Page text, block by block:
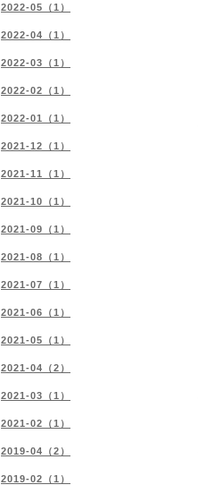
2022-05（1）
2022-04（1）
2022-03（1）
2022-02（1）
2022-01（1）
2021-12（1）
2021-11（1）
2021-10（1）
2021-09（1）
2021-08（1）
2021-07（1）
2021-06（1）
2021-05（1）
2021-04（2）
2021-03（1）
2021-02（1）
2019-04（2）
2019-02（1）